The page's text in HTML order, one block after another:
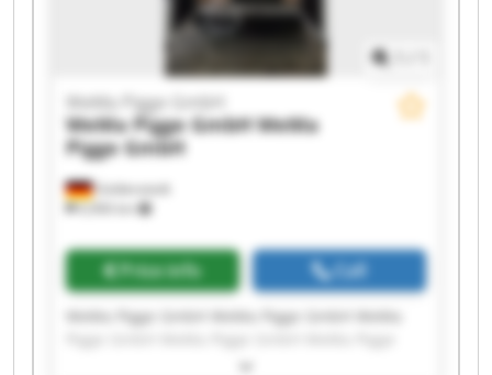
Goldenstedt
6,906 km
WeMa Pigge GmbH
WeMa Pigge GmbHWeMa
Pigge GmbH
Price info Call
WeMa Pigge GmbH WeMa Pigge GmbH WeMa
GmbH WeMa Pigge GmbH WeMa Pigge GmbH